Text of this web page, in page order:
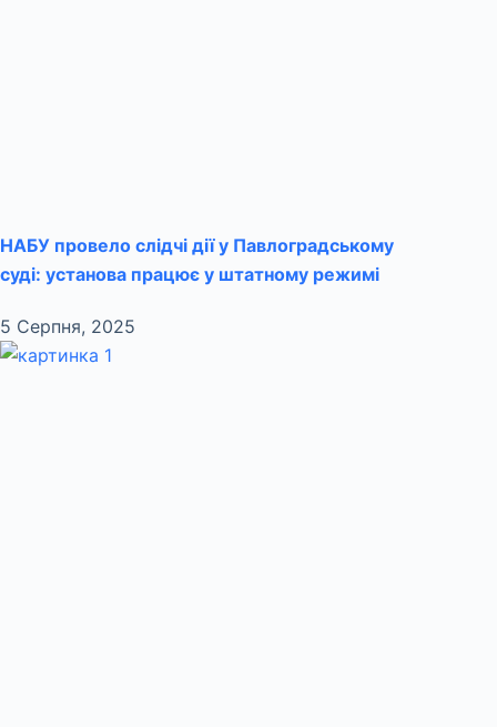
НАБУ провело слідчі дії у Павлоградському
суді: установа працює у штатному режимі
5 Серпня, 2025